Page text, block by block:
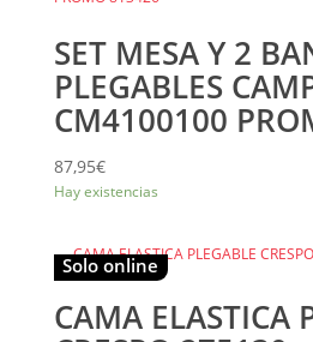
SET MESA Y 2
PLEGABLES
CM4100100
87,95€
Hay existencias
Solo online
CAMA ELASTICA